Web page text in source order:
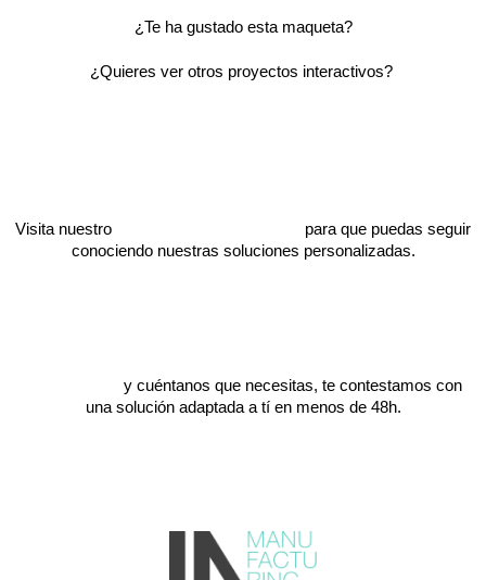
¿Te ha gustado esta maqueta?
¿Quieres ver otros proyectos interactivos?
Visita nuestro
para que puedas seguir
conociendo nuestras soluciones personalizadas.
y cuéntanos que necesitas, te contestamos con
una solución adaptada a tí en menos de 48h.